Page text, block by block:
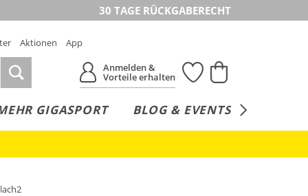
30 TAGE RÜCKGABERECHT
Aktionen
App
Anmelden &
Vorteile erhalten
GIGASPORT BLOG & EVENTS